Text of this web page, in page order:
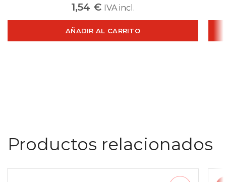
1,54 € IVA incl.
AÑADIR AL CARRITO
Productos relacionados